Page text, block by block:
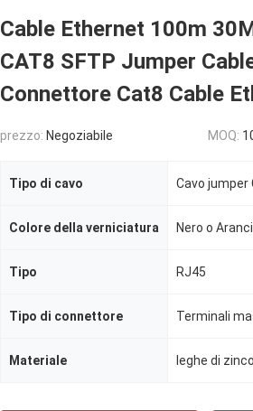
Cable Ethernet 100m
CAT8 SFTP Jumper
Connettore Cat8 Cable
prezzo: Negoziabile MOQ:
Tipo di cavo Cavo jumper
Colore della verniciatura Nero o
Tipo RJ45
Tipo di connettore Terminali
Materiale leghe di zinco